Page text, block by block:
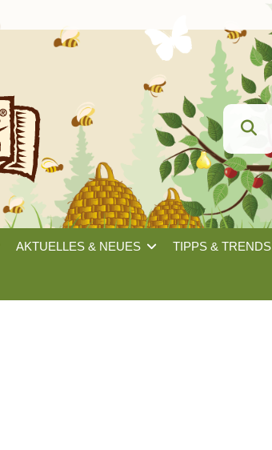
AKTUELLES & NEUES TIPPS & TRENDS